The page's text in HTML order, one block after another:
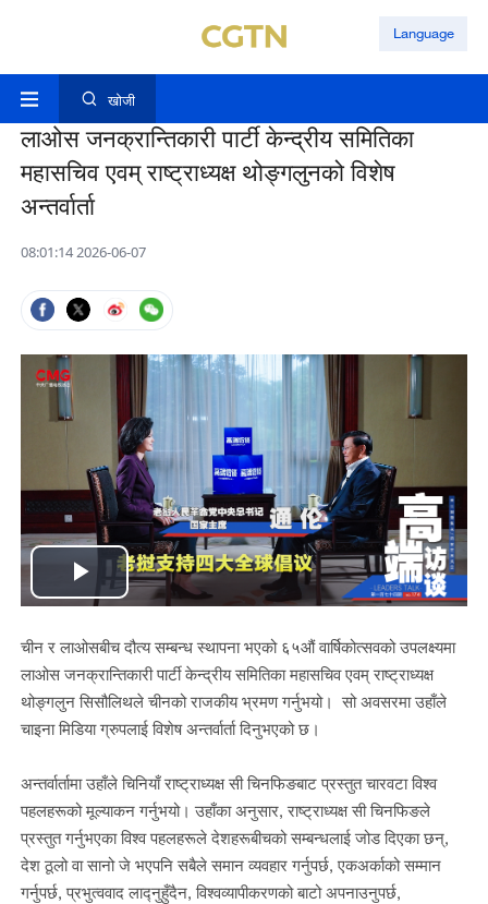
Language
खोजी
लाओस जनक्रान्तिकारी पार्टी केन्द्रीय समितिका
महासचिव एवम् राष्ट्राध्यक्ष थोङ्गलुनको विशेष
अन्तर्वार्ता
08:01:14 2026-06-07
Play
Video
चीन र लाओसबीच दौत्य सम्बन्ध स्थापना भएको ६५औं वार्षिकोत्सवको उपलक्ष्यमा
लाओस जनक्रान्तिकारी पार्टी केन्द्रीय समितिका महासचिव एवम् राष्ट्राध्यक्ष
थोङ्गलुन सिसौलिथले चीनको राजकीय भ्रमण गर्नुभयो। सो अवसरमा उहाँले
चाइना मिडिया ग्रुपलाई विशेष अन्तर्वार्ता दिनुभएको छ।
अन्तर्वार्तामा उहाँले चिनियाँ राष्ट्राध्यक्ष सी चिनफिङबाट प्रस्तुत चारवटा विश्व
पहलहरूको मूल्याकन गर्नुभयो। उहाँका अनुसार, राष्ट्राध्यक्ष सी चिनफिङले
प्रस्तुत गर्नुभएका विश्व पहलहरूले देशहरूबीचको सम्बन्धलाई जोड दिएका छन्,
देश ठूलो वा सानो जे भएपनि सबैले समान व्यवहार गर्नुपर्छ, एकअर्काको सम्मान
गर्नुपर्छ, प्रभुत्ववाद लाद्नुहुँदैन, विश्वव्यापीकरणको बाटो अपनाउनुपर्छ,